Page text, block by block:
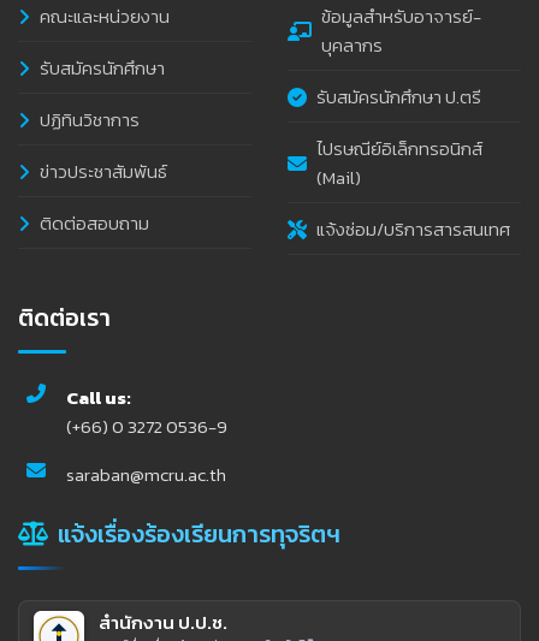
คณะและหน่วยงาน
รับสมัครนักศึกษา
ปฏิทินวิชาการ
ข่าวประชาสัมพันธ์
ติดต่อสอบถาม
ข้อมูลสำหรับอาจารย์-
บุคลากร
รับสมัครนักศึกษา ป.ตรี
ไปรษณีย์อิเล็กทรอนิกส์
(Mail)
แจ้งซ่อม/บริการสารสนเทศ
ติดต่อเรา
Call us:
(+66) 0 3272 0536-9
saraban@mcru.ac.th
แจ้งเรื่องร้องเรียนการทุจริตฯ
สำนักงาน ป.ป.ช.